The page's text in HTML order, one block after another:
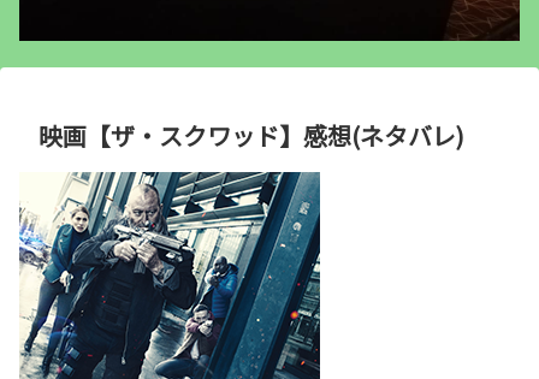
映画【ザ・スクワッド】感想(ネタバレ)